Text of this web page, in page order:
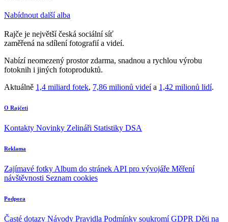
Nabídnout další alba
Rajče je největší česká sociální síť
zaměřená na sdílení fotografií a videí.
Nabízí neomezený prostor zdarma, snadnou a rychlou výrobu
fotoknih i jiných fotoproduktů.
Aktuálně 1,4 miliard fotek, 7,86 milionů videía 1,42 milionů lidí.
O Rajčeti
Kontakty Novinky Zelináři Statistiky DSA
Reklama
Zajímavé fotky Album do stránek API pro vývojáře Měření
návštěvnosti Seznam cookies
Podpora
Časté dotazy Návody Pravidla Podmínky soukromíGDPR Děti na